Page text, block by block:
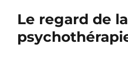
Le regard de la